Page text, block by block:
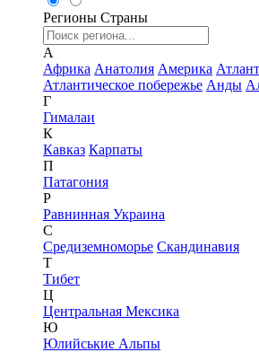
Регионы Страны
А
Африка Анатолия Америка
Атлантическое побережье Анды
Г
Гималаи
К
Кавказ Карпаты
П
Патагония
Р
Равнинная Украина
С
Средиземноморье Скандинавия
Т
Тибет
Ц
Центральная Мексика
Ю
Юлийськие Альпы